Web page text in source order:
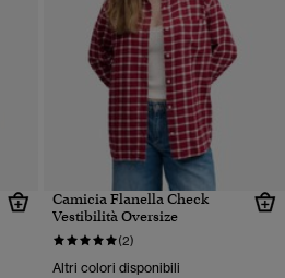
Camicia Flanella Check
Vestibilità Oversize
(2)
Altri colori disponibili